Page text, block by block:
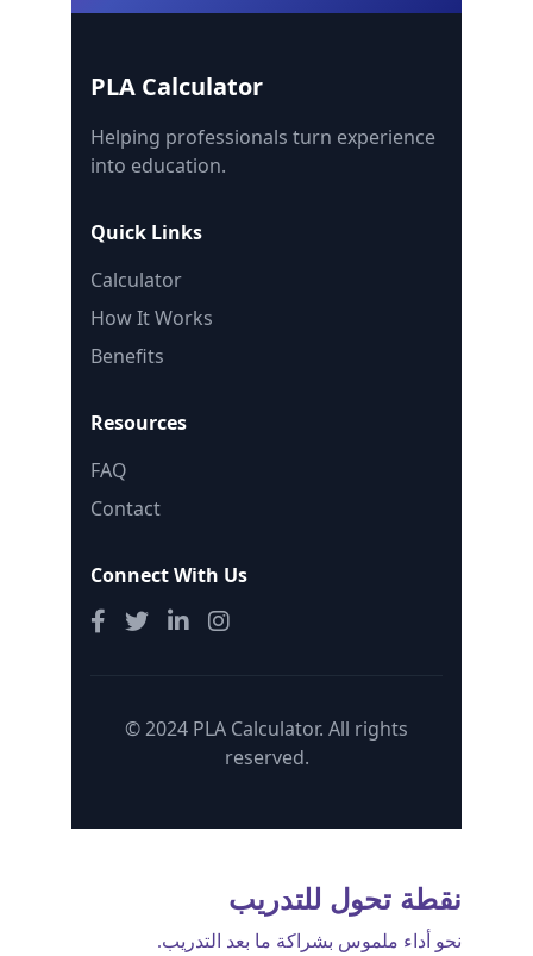
نقطة تحول للتدريب
نحو أداء ملموس بشراكة ما بعد التدريب.